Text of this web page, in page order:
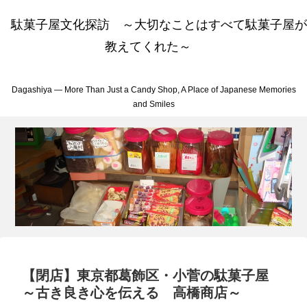
駄菓子屋文化探訪 ～大切なことはすべて駄菓子屋が
教えてくれた～
Dagashiya — More Than Just a Candy Shop, A Place of Japanese Memories
and Smiles
【閉店】東京都葛飾区・小菅の駄菓子屋
～古き良き心を伝える 高橋商店～